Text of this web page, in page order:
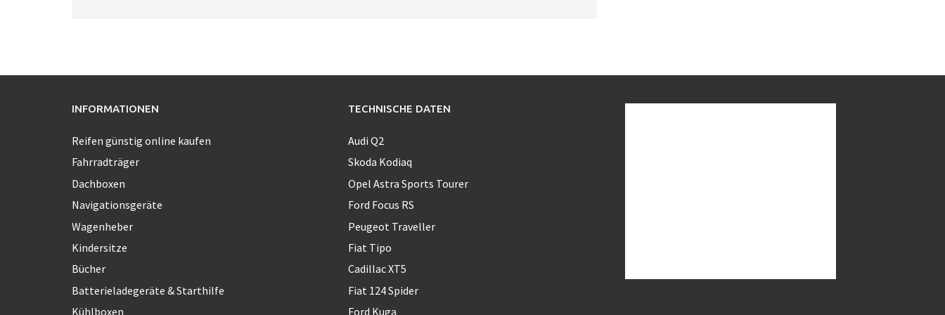
INFORMATIONEN
Reifen günstig online kaufen
Fahrradträger
Dachboxen
Navigationsgeräte
Wagenheber
Kindersitze
Bücher
Batterieladegeräte & Starthilfe
Kühlboxen
TECHNISCHE DATEN
Audi Q2
Skoda Kodiaq
Opel Astra Sports Tourer
Ford Focus RS
Peugeot Traveller
Fiat Tipo
Cadillac XT5
Fiat 124 Spider
Ford Kuga